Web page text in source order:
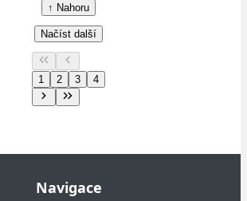
↑ Nahoru
Načíst další
1 2 3 4
Navigace